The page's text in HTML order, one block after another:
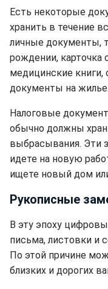
Есть некоторые
хранить в течение
личные документы,
рождении, карточка
медицинские книги,
документы на жилье.
Налоговые
обычно должны
выбрасывания. Эти
идете на новую
ищете новый дом
Рукописные
В эту эпоху
письма, листовки и
По этой причине
близких и дорогих